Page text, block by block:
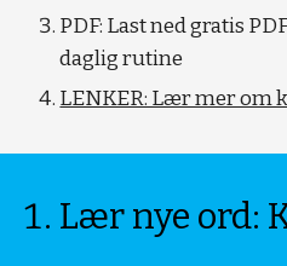
PDF: Last ned gratis
daglig rutine
LENKER: Lær mer om
Lær nye ord: